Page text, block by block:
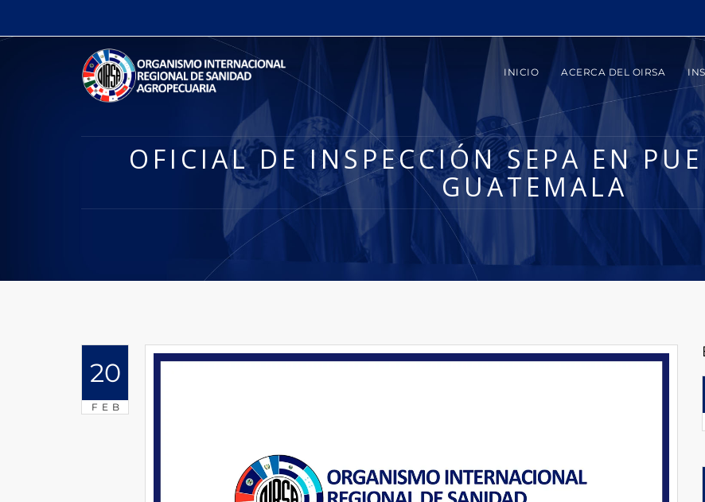
INICIO ACERCA DEL OIRSA
OFICIAL DE INSPECCIÓN SEPA EN
GUATEMALA
20
FEB